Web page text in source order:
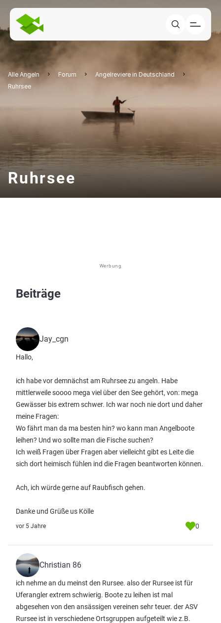
Alle Angeln Forum
Angelreviere in Deutschland
Ruhrsee
Ruhrsee
Werbung
Beiträge
Jay_cgn
Hallo,
ich habe vor demnächst am Ruhrsee zu angeln. Habe
mittlerweile soooo mega viel über den See gehört, von: mega
Gewässer bis extrem schwer. Ich war noch nie dort und daher
meine Fragen:
Wo fährt man da ma besten hin? wo kann man Angelboote
leihen? Und wo sollte man die Fische suchen?
Ich weiß Fragen über Fragen aber vielleicht gibt es Leite die
sich dort heimisch fühlen ind die Fragen beantworten können.
Ach, ich würde gerne auf Raubfisch gehen.
Danke und Grüße us Kölle
vor 5 Jahre 0
Christian 86
ich nehme an du meinst den Rursee. also der Rursee ist für
Uferangler extrem schwierig. Boote zu leihen ist mal
abgesehen von den ansässigen vereinen sehr teuer. der ASV
Rursee ist in verschiedene Ortsgruppen aufgeteilt wie z.B.